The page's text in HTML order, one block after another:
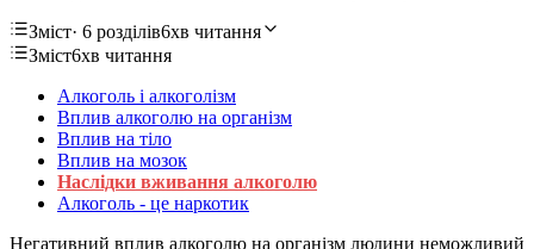
Зміст· 6 розділів6хв читання
Зміст6хв читання
Алкоголь і алкоголізм
Вплив алкоголю на організм
Вплив на тіло
Вплив на мозок
Наслідки вживання алкоголю
Алкоголь - це наркотик
Негативний вплив алкоголю на організм людини неможливий